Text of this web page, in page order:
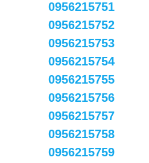
0956215751
0956215752
0956215753
0956215754
0956215755
0956215756
0956215757
0956215758
0956215759